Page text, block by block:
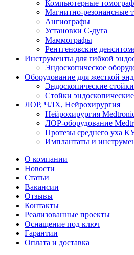
Компьютерные
Магнитно-резонансные
Ангиографы
Установки С-дуга
Маммографы
Рентгеновские
Инструменты для гибкой
Эндоскопическое
Оборудование для жесткой
Эндоскопические
Стойки
ЛОР, ЧЛХ, Нейрохирургия
Нейрохирургия
ЛОР-оборудование
Протезы среднего уха
Имплантаты и
О компании
Новости
Статьи
Вакансии
Отзывы
Контакты
Реализованные проекты
Оснащение под ключ
Гарантии
Оплата и доставка